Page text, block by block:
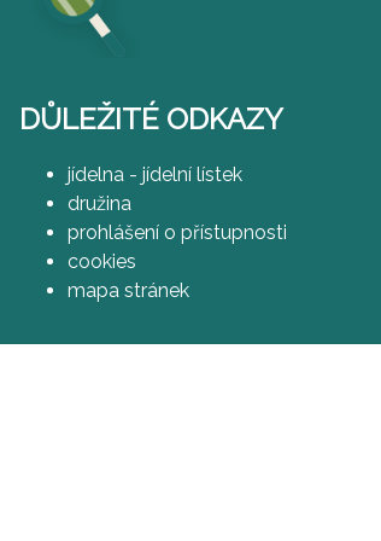
DŮLEŽITÉ ODKAZY
jídelna - jídelní lístek
družina
prohlášení o přístupnosti
cookies
mapa stránek